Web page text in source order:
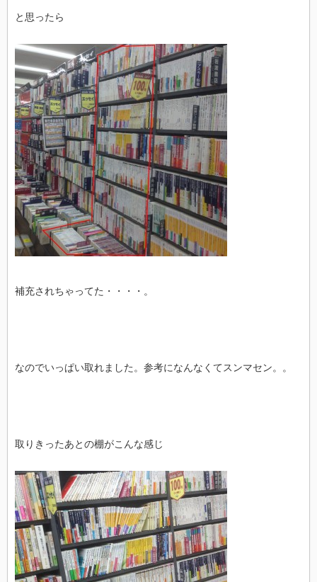
と思ったら
補充されちゃってた・・・・。
なのでいっぱい取れました。参考になんなくてスンマセン。。
取りきったあとの棚がこんな感じ